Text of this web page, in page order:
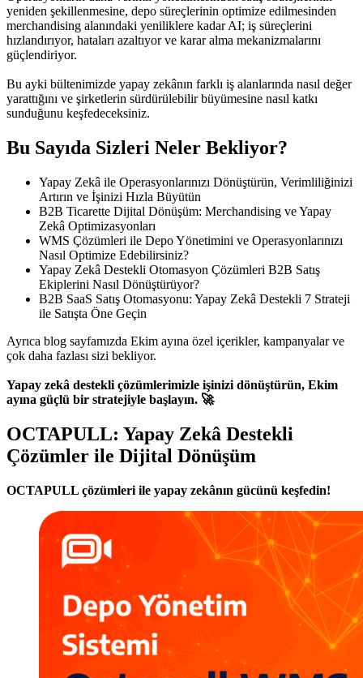
yeniden şekillenmesine, depo süreçlerinin optimize edilmesinden
merchandising alanındaki yeniliklere kadar AI; iş süreçlerini
hızlandırıyor, hataları azaltıyor ve karar alma mekanizmalarını
güçlendiriyor.
Bu ayki bültenimizde yapay zekânın farklı iş alanlarında nasıl değer
yarattığını ve şirketlerin sürdürülebilir büyümesine nasıl katkı
sunduğunu keşfedeceksiniz.
Bu Sayıda Sizleri Neler Bekliyor?
Yapay Zekâ ile Operasyonlarınızı Dönüştürün, Verimliliğinizi
Artırın ve İşinizi Hızla Büyütün
B2B Ticarette Dijital Dönüşüm: Merchandising ve Yapay
Zekâ Optimizasyonları
WMS Çözümleri ile Depo Yönetimini ve Operasyonlarınızı
Nasıl Optimize Edebilirsiniz?
Yapay Zekâ Destekli Otomasyon Çözümleri B2B Satış
Ekiplerini Nasıl Dönüştürüyor?
B2B SaaS Satış Otomasyonu: Yapay Zekâ Destekli 7 Strateji
ile Satışta Öne Geçin
Ayrıca blog sayfamızda Ekim ayına özel içerikler, kampanyalar ve
çok daha fazlası sizi bekliyor.
Yapay zekâ destekli çözümlerimizle işinizi dönüştürün, Ekim
ayına güçlü bir stratejiyle başlayın. 🚀
OCTAPULL: Yapay Zekâ Destekli
Çözümler ile Dijital Dönüşüm
OCTAPULL çözümleri ile yapay zekânın gücünü keşfedin!